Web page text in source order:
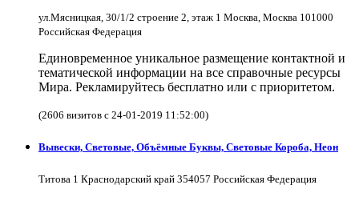
ул.Мясницкая, 30/1/2 строение 2, этаж 1 Москва, Москва 101000
Российская Федерация
Единовременное уникальное размещение контактной и
тематической информации на все справочные ресурсы
Мира. Рекламируйтесь бесплатно или с приоритетом.
(2606 визитов с 24-01-2019 11:52:00)
Вывески, Световые, Объёмные Буквы, Световые Короба, Неон
Титова 1 Краснодарский край 354057 Российская Федерация